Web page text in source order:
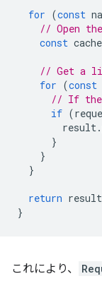
for (const
// Open
const cache
// Get a
for (const
// If the
if (
result.
}
}
}
return result
}
これにより、